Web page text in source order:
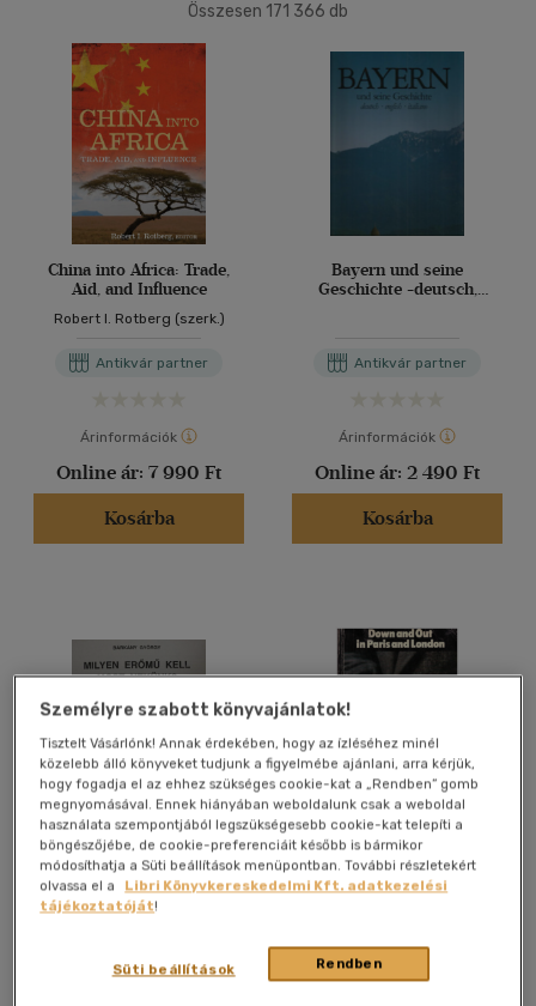
4500 Ft felett
Korosztály szerint
Gyermek(536)
0 - 3 év(2)
mind(493)
Ifjúsági(83)
6 -10 év(20)
Gyermek és ifjúsági
Felnőtt (636)
Nyelv szerint
Angol(48415)
Angol-német-francia-
Héber (1)
Holland(145)
Latin(256)
Latin (1)
több nyelv megjelenítése
Vélemény szerint
Összesen 171 366 db
China into Africa: Trade,
Aid, and Influence
Robert I. Rotberg (szerk.)
Antikvár partner
Árinformációk
Online ár: 7 990 Ft
Kosárba
Bayern und seine
Geschichte -deutsch,
Antikvár partner
Árinformációk
Online ár: 2 490 Ft
Kosárba
Milyen erőmű kell most
nekünk?
Bárkány György
Down and out in Paris and
London
Antikvár partner
Személyre szabott könyvajánlatok!
Tisztelt Vásárlónk! Annak érdekében, hogy az ízléséhez minél
közelebb álló könyveket tudjunk a figyelmébe ajánlani, arra kérjük,
hogy fogadja el az ehhez szükséges cookie-kat a „Rendben” gomb
megnyomásával. Ennek hiányában weboldalunk csak a weboldal
használata szempontjából legszükségesebb cookie-kat telepíti a
böngészőjébe, de cookie-preferenciáit később is bármikor
módosíthatja a Süti beállítások menüpontban. További részletekért
olvassa el a
Libri Könyvkereskedelmi Kft. adatkezelési
tájékoztatóját!
Rendben
Süti beállítások